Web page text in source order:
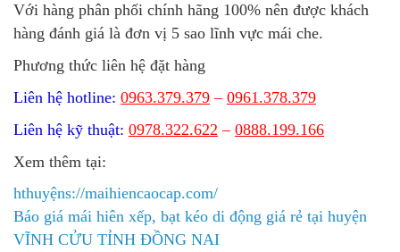
Với hàng phân phối chính hãng 100% nên được khách
hàng đánh giá là đơn vị 5 sao lĩnh vực mái che.
Phương thức liên hệ đặt hàng
Liên hệ hotline: 0963.379.379 – 0961.378.379
Liên hệ kỹ thuật: 0978.322.622 – 0888.199.166
Xem thêm tại:
hthuyệns://maihiencaocap.com/
Báo giá mái hiên xếp, bạt kéo di động giá rẻ tại huyện
VĨNH CỬU TỈNH ĐỒNG NAI